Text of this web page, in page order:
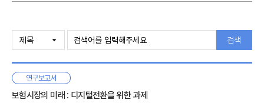
고령에서의 노동공급 증가는 질병과 상해 등 노동공급 중단 리스크에
대비하여 소득상실 및 상해보험 수요가 확대될 수 있음을 시사한다.
실질이자율의 지속적 하락은 투자형 상품 수요 확대에 영향을 미칠 것으로
보이며, 한편 저연령 인구의 감소는 유족에 대한 보장 수요의 약화를
가져올 것으로 보인다.
1. 연구 배경
2. 선행연구
Ⅱ. 모형
1. 모형 설명
검색
연구보고서
보험시장의 미래 : 디지털전환을 위한 과제